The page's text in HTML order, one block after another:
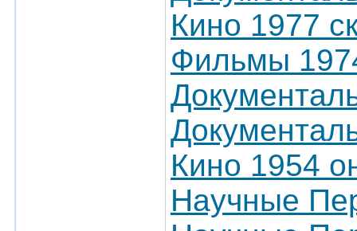
Кино 1977
Фильмы
Кино 1954
Научные